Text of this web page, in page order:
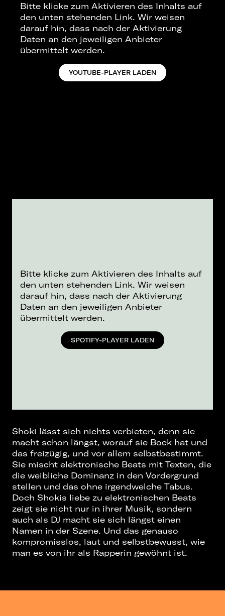
Bitte klicke zum Aktivieren des Inhalts auf
den unten stehenden Link. Wir weisen
darauf hin, dass nach der Aktivierung
Daten an den jeweiligen Anbieter
übermittelt werden.
YOUTUBE-PLAYER LADEN
Bitte klicke zum Aktivieren des Inhalts auf
den unten stehenden Link. Wir weisen
darauf hin, dass nach der Aktivierung
Daten an den jeweiligen Anbieter
übermittelt werden.
SPOTIFY-PLAYER LADEN
Shoki lässt sich nichts verbieten, denn sie
macht schon längst, worauf sie Bock hat und
das freizügig, und vor allem selbstbestimmt.
Sie mischt elektronische Beats mit Texten, die
die weibliche Dominanz in den Vordergrund
stellen und das ohne irgendwelche Tabus.
Doch Shokis liebe zu elektronischen Beats
zeigt sie nicht nur in ihrer Musik, sondern
auch als DJ macht sie sich längst einen
Namen in der Szene. Und das genauso
kompromisslos, laut und selbstbewusst, wie
man es von ihr als Rapperin gewöhnt ist.